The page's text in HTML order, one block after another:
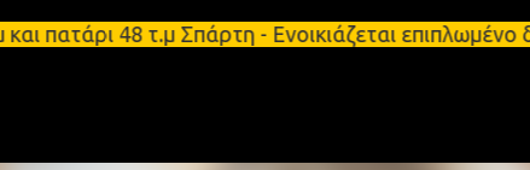
Μετάβαση στο κύριο περιεχόμενο
48 τ.μ Σπάρτη - Ενοικιάζεται